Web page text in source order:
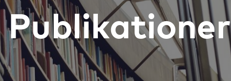
Publikationer